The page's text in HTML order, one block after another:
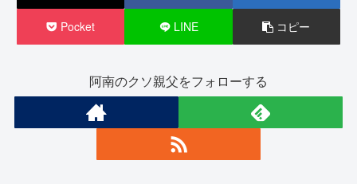
Pocket LINE コピー
阿南のクソ親父をフォローする